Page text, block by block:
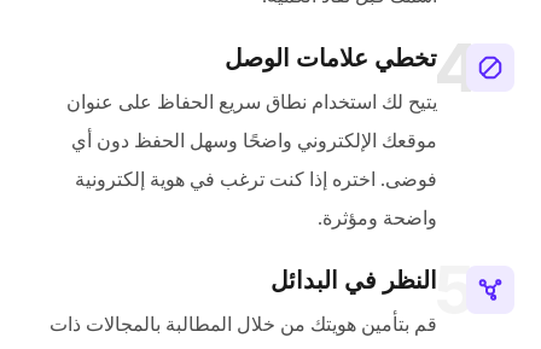
تخطي علامات الوصل
يتيح لك استخدام نطاق سريع الحفاظ على عنوان
موقعك الإلكتروني واضحًا وسهل الحفظ دون أي
فوضى. اختره إذا كنت ترغب في هوية إلكترونية
واضحة ومؤثرة.
النظر في البدائل
قم بتأمين هويتك من خلال المطالبة بالمجالات ذات